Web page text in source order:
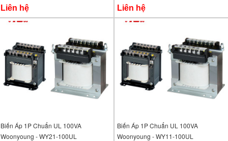
Liên hệ Liên hệ
Biến Áp 1P Chuẩn UL 100VA
Woonyoung - WY21-100UL
Biến Áp 1P Chuẩn UL 100VA
Woonyoung - WY11-100UL